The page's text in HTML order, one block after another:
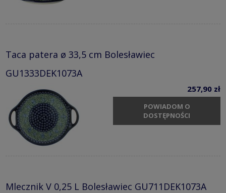
Taca patera ø 33,5 cm Bolesławiec
GU1333DEK1073A
257,90 zł
POWIADOM O
DOSTĘPNOŚCI
Mlecznik V 0,25 L Bolesławiec GU711DEK1073A